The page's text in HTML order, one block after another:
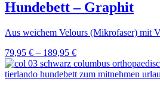
Hundebett – Graphit
Aus weichem Velours (Mikrofaser) mit
79,95 € – 189,95 €